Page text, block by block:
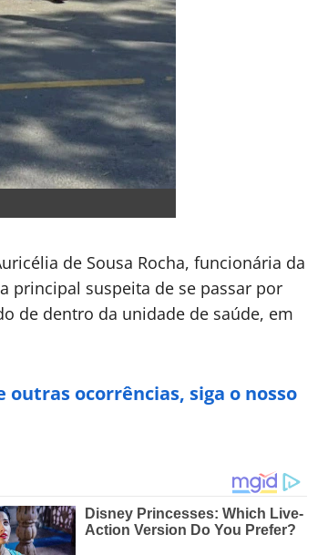
de Sousa Rocha, funcionária da
principal suspeita de se passar por
de dentro da unidade de saúde, em
ocorrências, siga o nosso